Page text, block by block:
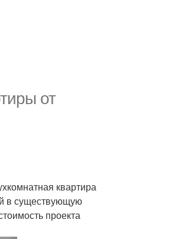
от
квартира
в существующую
проекта